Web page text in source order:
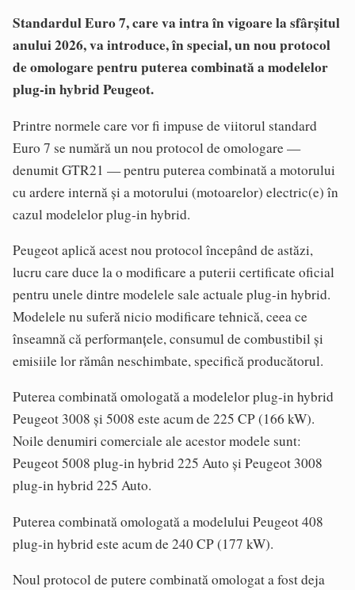
Standardul Euro 7, care va intra în vigoare la sfârșitul
anului 2026, va introduce, în special, un nou protocol
de omologare pentru puterea combinată a modelelor
plug-in hybrid Peugeot.
Printre normele care vor fi impuse de viitorul standard
Euro 7 se numără un nou protocol de omologare —
denumit GTR21 — pentru puterea combinată a motorului
cu ardere internă și a motorului (motoarelor) electric(e) în
cazul modelelor plug‑in hybrid.
Peugeot aplică acest nou protocol începând de astăzi,
lucru care duce la o modificare a puterii certificate oficial
pentru unele dintre modelele sale actuale plug-in hybrid.
Modelele nu suferă nicio modificare tehnică, ceea ce
înseamnă că performanțele, consumul de combustibil și
emisiile lor rămân neschimbate, specifică producătorul.
Puterea combinată omologată a modelelor plug-in hybrid
Peugeot 3008 și 5008 este acum de 225 CP (166 kW).
Noile denumiri comerciale ale acestor modele sunt:
Peugeot 5008 plug-in hybrid 225 Auto și Peugeot 3008
plug-in hybrid 225 Auto.
Puterea combinată omologată a modelului Peugeot 408
plug-in hybrid este acum de 240 CP (177 kW).
Noul protocol de putere combinată omologat a fost deja